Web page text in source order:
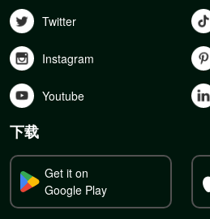
Twitter
Instagram
Youtube
下载
Get it on
Google Play